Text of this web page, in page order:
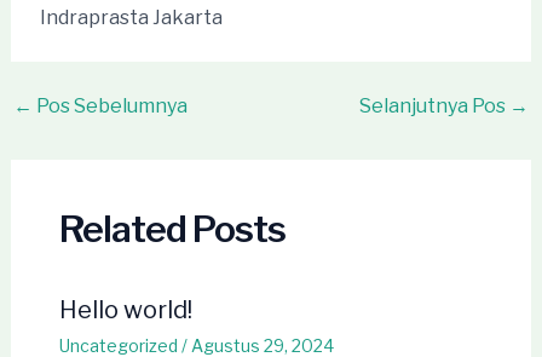
Indraprasta Jakarta
Post
← Pos Sebelumnya Selanjutnya Pos →
Related Posts
Hello world!
Uncategorized / Agustus 29, 2024